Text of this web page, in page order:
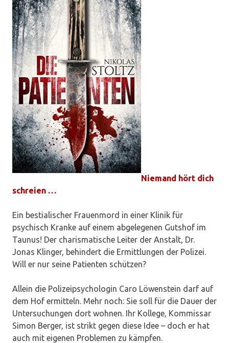
Niemand hört dich
schreien …
Ein bestialischer Frauenmord in einer Klinik für
psychisch Kranke auf einem abgelegenen Gutshof im
Taunus! Der charismatische Leiter der Anstalt, Dr.
Jonas Klinger, behindert die Ermittlungen der Polizei.
Will er nur seine Patienten schützen?
Allein die Polizeipsychologin Caro Löwenstein darf auf
dem Hof ermitteln. Mehr noch: Sie soll für die Dauer der
Untersuchungen dort wohnen. Ihr Kollege, Kommissar
Simon Berger, ist strikt gegen diese Idee – doch er hat
auch mit eigenen Problemen zu kämpfen.